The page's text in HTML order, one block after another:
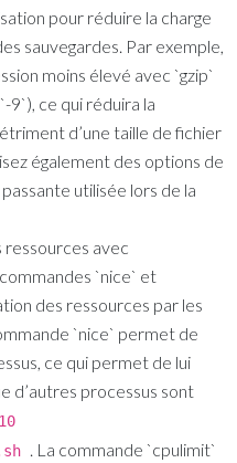
pour réduire la charge
sauvegardes. Par exemple,
moins élevé avec `gzip`
9`), ce qui réduira la
d’une taille de fichier
également des options de
utilisée lors de la
ressources avec
`nice` et
des ressources par les
`nice` permet de
ce qui permet de lui
d’autres processus sont
. La commande `cpulimit`